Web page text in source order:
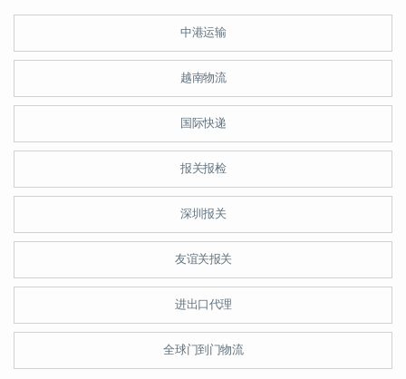
中港运输
越南物流
国际快递
报关报检
深圳报关
友谊关报关
进出口代理
全球门到门物流